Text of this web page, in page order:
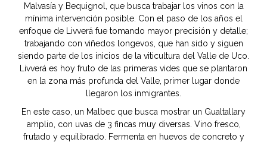
Malvasía y Bequignol, que busca trabajar los vinos con la
mínima intervención posible. Con el paso de los años el
enfoque de Livverá fue tomando mayor precisión y detalle;
trabajando con viñedos longevos, que han sido y siguen
siendo parte de los inicios de la viticultura del Valle de Uco.
Livverá es hoy fruto de las primeras vides que se plantaron
en la zona más profunda del Valle, primer lugar donde
llegaron los inmigrantes.
En este caso, un Malbec que busca mostrar un Gualtallary
amplio, con uvas de 3 fincas muy diversas. Vino fresco,
frutado y equilibrado. Fermenta en huevos de concreto y